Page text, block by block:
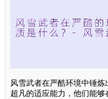
风雪武者在严酷环境中锤
超凡的适应能力，他们能